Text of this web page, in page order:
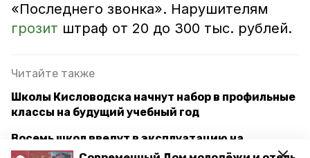
«Последнего звонка». Нарушителям
грозит штраф от 20 до 300 тыс. рублей.
Читайте также
Школы Кисловодска начнут набор в профильные
классы на будущий учебный год
Восемь школ введут в эксплуатацию на
Ставрополье в 2024-2025 годах